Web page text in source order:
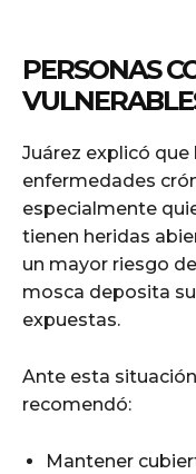
PERSONAS
Juárez explicó que
enfermedades
especialmente
tienen heridas
un mayor riesgo
mosca deposita
expuestas.
Ante esta
recomendó:
Mantener